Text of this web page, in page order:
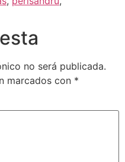
no será publicada.
marcados con *